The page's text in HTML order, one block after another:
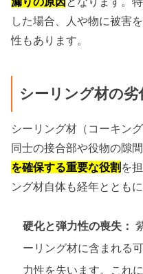
した場合、人や物に被害
性もあります。
シーリング材の劣
シーリング材（コーキン
同士の接合部や役物の隙
を確保する重要な役割 を
ング材自体も経年とともに
硬化と弾力性の喪失：
ーリング材に含まれる
力性を失います。これ